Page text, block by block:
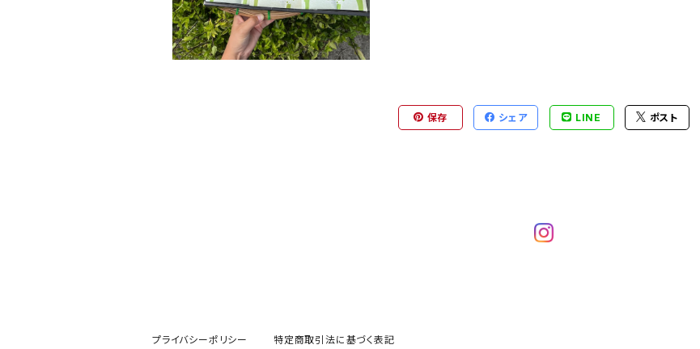
保存 シェア LINE ポスト
プライバシーポリシー 特定商取引法に基づく表記